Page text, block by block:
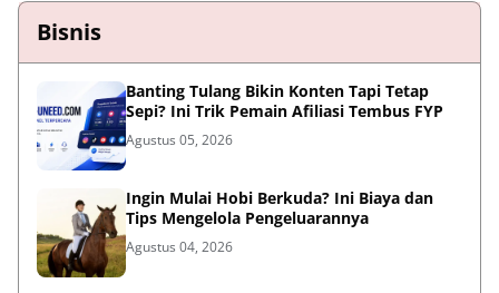
Bisnis
Banting Tulang Bikin Konten Tapi Tetap
Sepi? Ini Trik Pemain Afiliasi Tembus FYP
Agustus 05, 2026
Ingin Mulai Hobi Berkuda? Ini Biaya dan
Tips Mengelola Pengeluarannya
Agustus 04, 2026